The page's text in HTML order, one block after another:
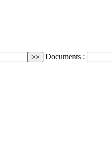
Documents :